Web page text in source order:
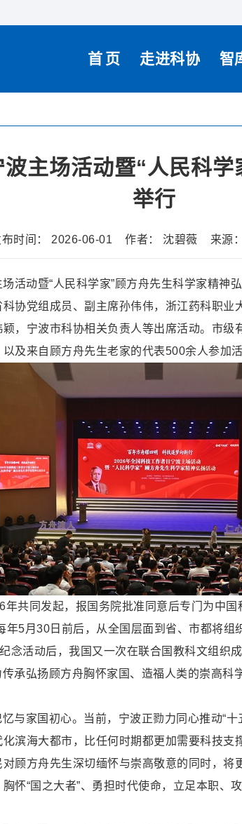
首页 走进科协 智
主场活动暨“人民科
举行
布时间： 2026-06-01 作者： 沈碧薇 来源
活动暨“人民科学家”顾方舟先生科学家精神
协党组成员、副主席孙伟伟，浙江药科职
，宁波市科协相关负责人等出席活动。市
及来自顾方舟先生老家的代表500余人参加活
共同发起，报国务院批准同意后专门为中
5月30日前后，从全国层面到省、市都将组
念活动后，我国又一次在联合国教科文组织
承弘扬顾方舟胸怀家国、造福人类的崇高
与家国初心。当前，宁波正勠力同心推动“
滨海大都市，比任何时期都更加需要科技
顾方舟先生深切缅怀与崇高敬意的同时，
怀“国之大者”、勇担时代使命，立足本职